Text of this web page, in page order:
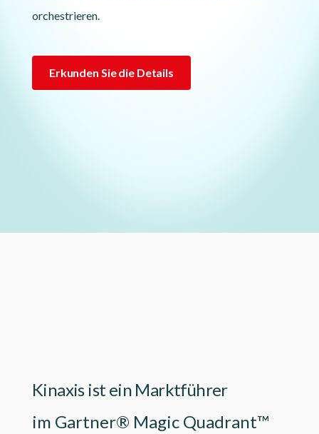
orchestrieren.
Erkunden Sie die Details
Kinaxis ist ein Marktführer
im Gartner® Magic Quadrant™